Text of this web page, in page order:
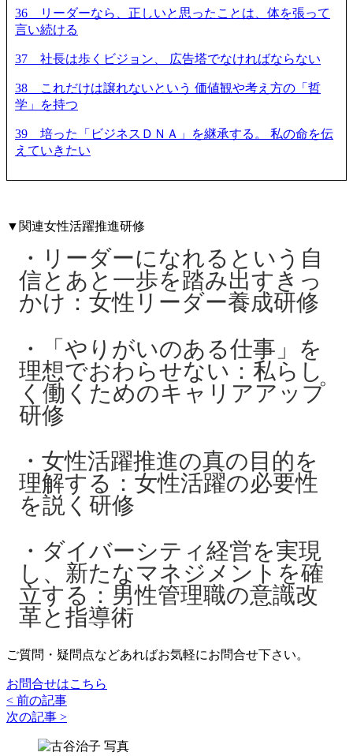
36 リーダーなら、正しいと思ったことは、体を張って
言い続ける
37 社長は歩くビジョン、 広告塔でなければならない
38 これだけは譲れないという 価値観や考え方の「哲
学」を持つ
39 培った「ビジネスＤＮＡ」を継承する。 私の命を伝
えていきたい
▼関連女性活躍推進研修
リーダーになれるという自
信とあと一歩を踏み出すきっ
かけ：女性リーダー養成研修
「やりがいのある仕事」を
理想でおわらせない：私らし
く働くためのキャリアアップ
研修
女性活躍推進の真の目的を
理解する：女性活躍の必要性
を説く研修
ダイバーシティ経営を実現
し、新たなマネジメントを確
立する：男性管理職の意識改
革と指導術
ご質問・疑問点などあればお気軽にお問合せ下さい。
お問合せはこちら
< 前の記事
次の記事 >